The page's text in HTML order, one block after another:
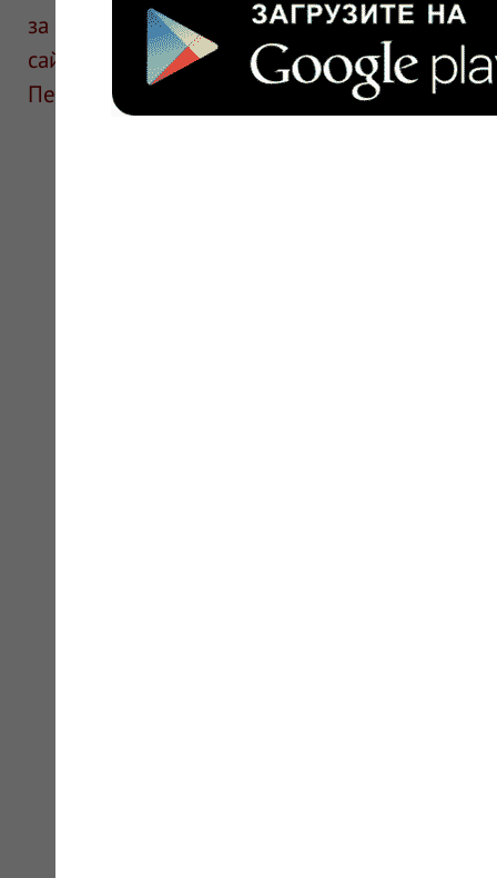
за информацию в отзывах. Описание
сайте для ознакомления и не является
Перед применением необходима